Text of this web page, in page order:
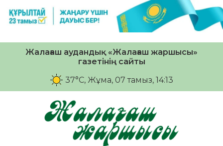
Жалағаш аудандық «Жалағаш жаршысы»
газетінің сайты
37°C, Жұма, 07 тамыз, 14:13